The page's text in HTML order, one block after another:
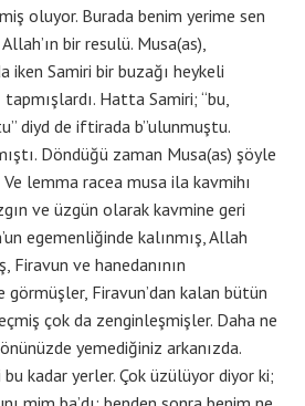
oluyor. Burada benim yerime sen
bir resulü. Musa(as),
iken Samiri bir buzağı heykeli
Hatta Samiri; “bu,
diyd de iftirada b”ulunmuştu.
Döndüğü zaman Musa(as) şöyle
lemma racea musa ila kavmihı
ve üzgün olarak kavmine geri
egemenliğinde kalınmış, Allah
Firavun ve hanedanının
Firavun’dan kalan bütün
çok da zenginleşmişler. Daha ne
yemediğiniz arkanızda.
kadar yerler. Çok üzülüyor diyor ki;